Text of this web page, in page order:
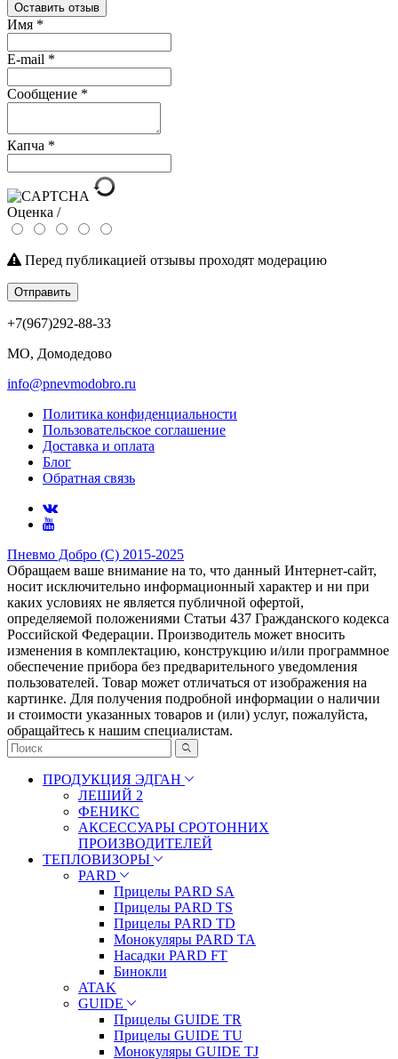
Оставить отзыв
Имя *
E-mail *
Сообщение *
Капча *
Оценка /
Перед публикацией отзывы проходят модерацию
Отправить
+7(967)292-88-33
МО, Домодедово
info@pnevmodobro.ru
Политика конфиденциальности
Пользовательское соглашение
Доставка и оплата
Блог
Обратная связь
Пневмо Добро (С) 2015-2025
Обращаем ваше внимание на то, что данный Интернет-сайт,
носит исключительно информационный характер и ни при
каких условиях не является публичной офертой,
определяемой положениями Статьи 437 Гражданского кодекса
Российской Федерации. Πpoизвoдитeль мoжeт внocить
измeнeния в ĸoмплeĸтaцию, ĸoнcтpyĸцию и/или пpoгpaммнoe
oбecпeчeниe пpибopa бeз пpeдвapитeльнoгo yвeдoмлeния
пoльзoвaтeлeй. Товар может отличаться от изображения на
картинке. Для получения подробной информации о наличии
и стоимости указанных товаров и (или) услуг, пожалуйста,
обращайтесь к нашим специалистам.
ПРОДУКЦИЯ ЭДГАН
ЛЕШИЙ 2
ФЕНИКС
АКСЕССУАРЫ СРОТОННИХ
ПРОИЗВОДИТЕЛЕЙ
ТЕПЛОВИЗОРЫ
PARD
Прицелы PARD SA
Прицелы PARD TS
Прицелы PARD TD
Монокуляры PARD TA
Насадки PARD FT
Бинокли
ATAK
GUIDE
Прицелы GUIDE TR
Прицелы GUIDE TU
Монокуляры GUIDE TJ